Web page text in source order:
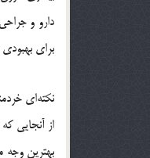
دارو و
برای
نکته‌ای
از آنجایی
بهترین